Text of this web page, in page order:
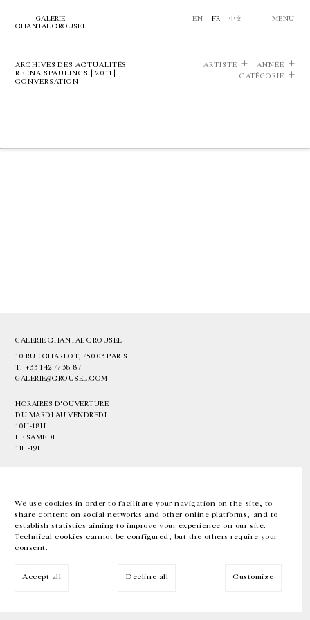
We use cookies in order to facilitate your navigation on the site, to
share content on social networks and other online platforms, and to
establish statistics aiming to improve your experience on our site.
Technical cookies cannot be configured, but the others require your
consent.
Accept all Decline all Customize
GALERIE
CHANTAL CROUSEL
EN FR 中文 MENU
ARCHIVES DES ACTUALITÉS
REENA SPAULINGS | 2011 |
CONVERSATION
ARTISTE
ANNÉE
CATÉGORIE
GALERIE CHANTAL CROUSEL
10 RUE CHARLOT, 75003 PARIS
T. +33 1 42 77 38 87
GALERIE@CROUSEL.COM
HORAIRES D'OUVERTURE
DU MARDI AU VENDREDI
10H-18H
LE SAMEDI
11H-19H
EN FR 中文 Facebook Instagram
Inscrivez-vous à notre newsletter